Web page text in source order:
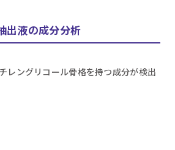
出液の成分分析
レングリコール骨格を持つ成分が検出